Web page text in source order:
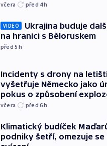
včera před 4h
VIDEO
Ukrajina buduje
na hranici s Běloruskem
před 5h
Incidenty s drony na
vyšetřuje Německo jako
pokus o způsobení
včera před 6h
Klimatický budíček
podniky šetří, omezuje